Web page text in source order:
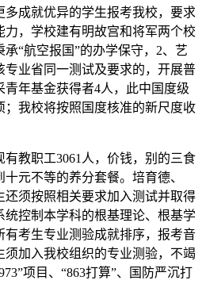
成就优异的学生报考我校，要求
，学校建有明故宫和将军两个校
“航空报国”的办学保守，2、艺
业省同一测试及要求的，开展普
年基金获得者4人，此中国度级
；我校将按照国度核准的新尺度收
教职工3061人，价钱，别的三食
元不等的养分套餐。培育德、
须按照相关要求加入测试并取得
统控制本学科的根基理论、根基学
有考生专业测验成就排序，报考音
加入我校组织的专业测验，不竭
项目、“863打算”、国防严沉打